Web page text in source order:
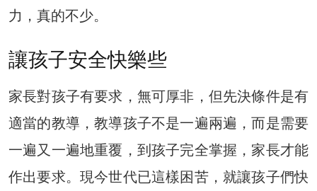
力，真的不少。
讓孩子安全快樂些
家長對孩子有要求，無可厚非，但先決條件是有
適當的教導，教導孩子不是一遍兩遍，而是需要
一遍又一遍地重覆，到孩子完全掌握，家長才能
作出要求。現今世代已這樣困苦，就讓孩子們快